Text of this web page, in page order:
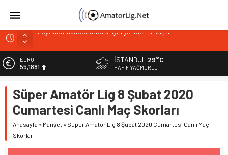
Zeytinburnuspor kaptanıyla yeniden anlaştı
Şilespor’da Lokman Ergen dönemi
Bakırköyspor Kaan Bulut’u kadrosuna kattı
Bakırköyspor’dan Abdullah Tekçe hamlesi
EURO
55,1881
6.660,55
BİST
13.779,39
DOLAR
İSTANBUL 29°C
HAFIF YAĞMURLU
Süper Amatör Lig 8 Şubat 2020
Cumartesi Canlı Maç Skorları
Anasayfa » Manşet » Süper Amatör Lig 8 Şubat 2020 Cumartesi Canlı Maç
Skorları